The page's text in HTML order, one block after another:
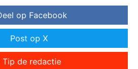
op Facebook
Post op X
Tip de redactie